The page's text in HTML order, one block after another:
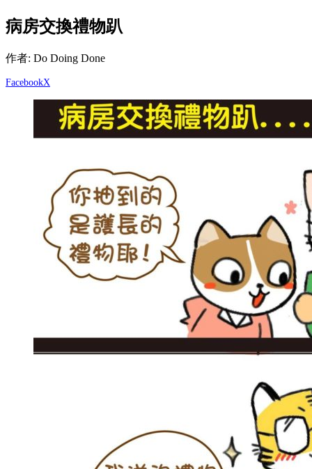
病房交換禮物趴
作者: Do Doing Done
FacebookX